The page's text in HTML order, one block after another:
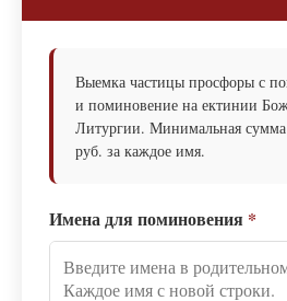
Выемка частицы просфоры с
и поминовение на ектинии
Литургии. Минимальная
руб. за каждое имя.
Имена для поминовения *